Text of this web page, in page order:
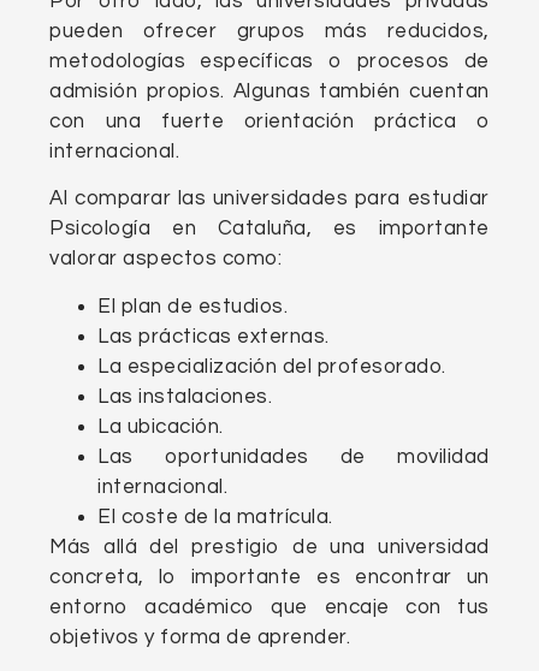
pueden ofrecer grupos más reducidos,
metodologías específicas o procesos de
admisión propios. Algunas también cuentan
con una fuerte orientación práctica o
internacional.
Al comparar las universidades para estudiar
Psicología en Cataluña, es importante
valorar aspectos como:
El plan de estudios.
Las prácticas externas.
La especialización del profesorado.
Las instalaciones.
La ubicación.
Las oportunidades de movilidad
internacional.
El coste de la matrícula.
Más allá del prestigio de una universidad
concreta, lo importante es encontrar un
entorno académico que encaje con tus
objetivos y forma de aprender.